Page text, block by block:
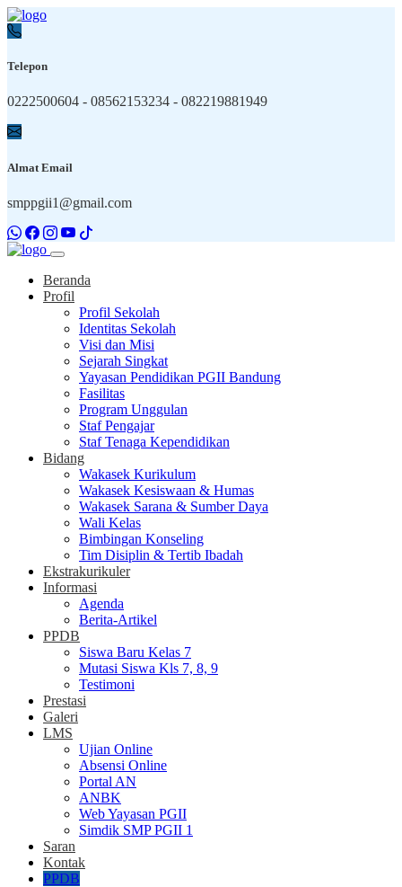
Telepon
0222500604 - 08562153234 - 082219881949
Almat Email
smppgii1@gmail.com
Beranda
Profil
Profil Sekolah
Identitas Sekolah
Visi dan Misi
Sejarah Singkat
Yayasan Pendidikan PGII Bandung
Fasilitas
Program Unggulan
Staf Pengajar
Staf Tenaga Kependidikan
Bidang
Wakasek Kurikulum
Wakasek Kesiswaan & Humas
Wakasek Sarana & Sumber Daya
Wali Kelas
Bimbingan Konseling
Tim Disiplin & Tertib Ibadah
Ekstrakurikuler
Informasi
Agenda
Berita-Artikel
PPDB
Siswa Baru Kelas 7
Mutasi Siswa Kls 7, 8, 9
Testimoni
Prestasi
Galeri
LMS
Ujian Online
Absensi Online
Portal AN
ANBK
Web Yayasan PGII
Simdik SMP PGII 1
Saran
Kontak
PPDB